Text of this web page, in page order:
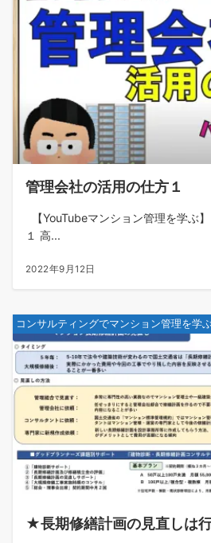
管理会社の活用の仕方１
【YouTubeマンション管理を学ぶ
１ 高...
2022年9月12日
コンサルティングでマンション管理を学
★長期修繕計画の見直しは